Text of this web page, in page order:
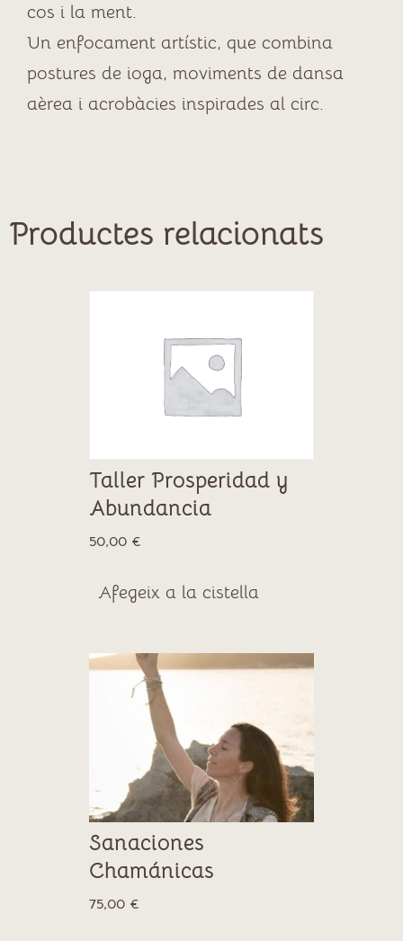
cos i la ment.
Un enfocament artístic, que combina
postures de ioga, moviments de dansa
aèrea i acrobàcies inspirades al circ.
Productes relacionats
Taller Prosperidad y
Abundancia
50,00 €
Afegeix a la cistella
Sanaciones
Chamánicas
75,00 €